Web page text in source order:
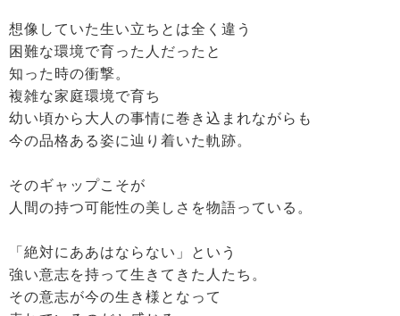
想像していた生い立ちとは全く違う
困難な環境で育った人だったと
知った時の衝撃。
複雑な家庭環境で育ち
幼い頃から大人の事情に巻き込まれながらも
今の品格ある姿に辿り着いた軌跡。
そのギャップこそが
人間の持つ可能性の美しさを物語っている。
「絶対にああはならない」という
強い意志を持って生きてきた人たち。
その意志が今の生き様となって